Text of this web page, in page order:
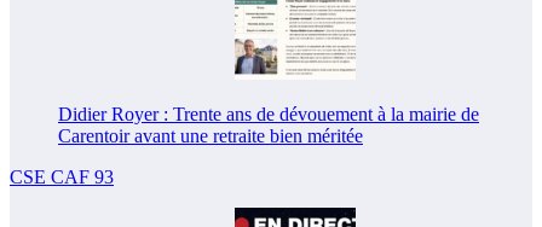
Didier Royer : Trente ans de dévouement à la mairie de
Carentoir avant une retraite bien méritée
CSE CAF 93